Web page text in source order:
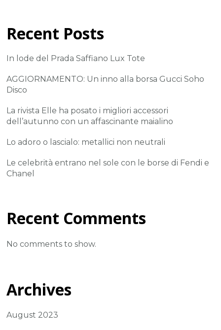
Recent Posts
In lode del Prada Saffiano Lux Tote
AGGIORNAMENTO: Un inno alla borsa Gucci Soho
Disco
La rivista Elle ha posato i migliori accessori
dell’autunno con un affascinante maialino
Lo adoro o lascialo: metallici non neutrali
Le celebrità entrano nel sole con le borse di Fendi e
Chanel
Recent Comments
No comments to show.
Archives
August 2023